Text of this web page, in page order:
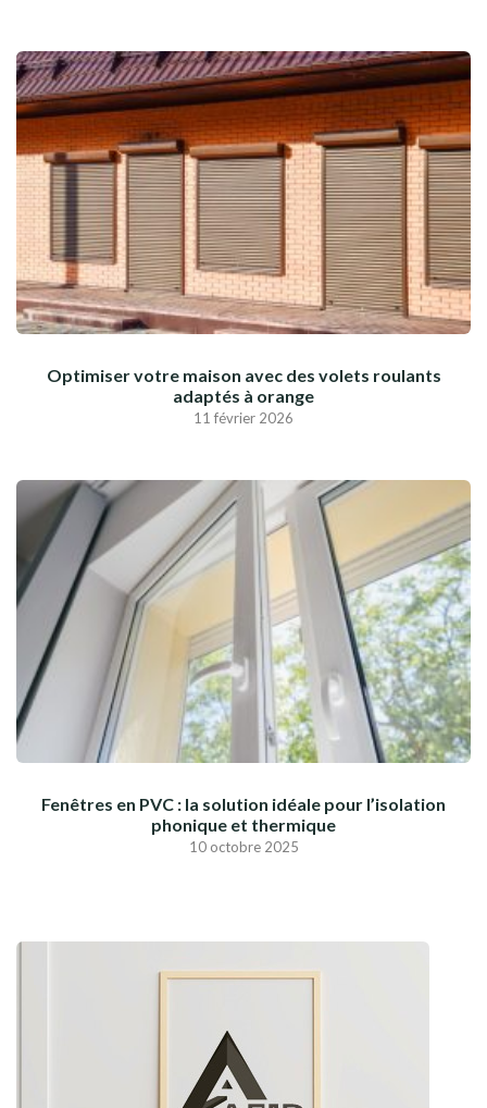
Optimiser votre maison avec des volets roulants
adaptés à orange
11 février 2026
Fenêtres en PVC : la solution idéale pour l’isolation
phonique et thermique
10 octobre 2025